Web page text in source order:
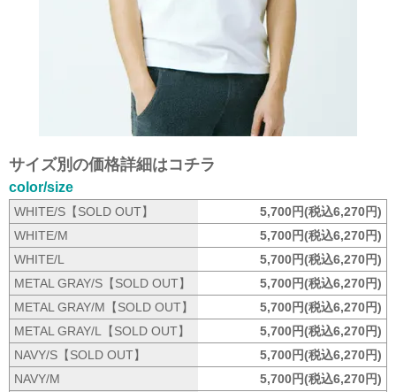
サイズ別の価格詳細はコチラ
color/size
WHITE/S【SOLD OUT】
5,700円(税込6,270円)
WHITE/M
5,700円(税込6,270円)
WHITE/L
5,700円(税込6,270円)
METAL GRAY/S【SOLD OUT】
5,700円(税込6,270円)
METAL GRAY/M【SOLD OUT】
5,700円(税込6,270円)
METAL GRAY/L【SOLD OUT】
5,700円(税込6,270円)
NAVY/S【SOLD OUT】
5,700円(税込6,270円)
NAVY/M
5,700円(税込6,270円)